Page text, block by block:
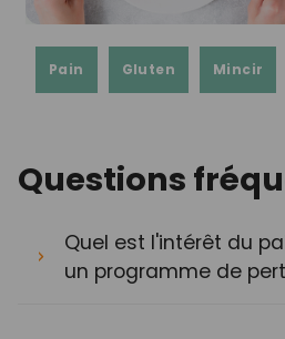
Pain Gluten Mincir
Questions
Quel est l'intérêt du
un programme de